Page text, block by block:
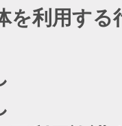
を利用する